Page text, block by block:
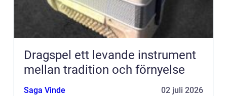
Dragspel ett levande instrument
mellan tradition och förnyelse
Saga Vinde 02 juli 2026